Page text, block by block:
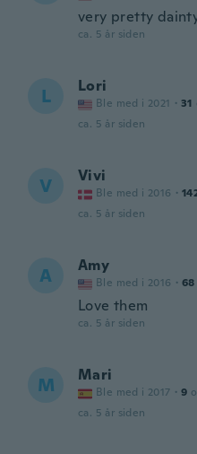
very pretty
ca. 5 år siden
L Lori
Ble med i 2021 · 31
ca. 5 år siden
V Vivi
Ble med i 2016 ·
ca. 5 år siden
A Amy
Ble med i 2016 · 68
Love them
ca. 5 år siden
M Mari
Ble med i 2017 · 9
ca. 5 år siden